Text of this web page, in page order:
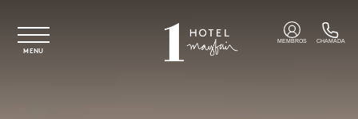
MENU
MEMBROS CHAMADA